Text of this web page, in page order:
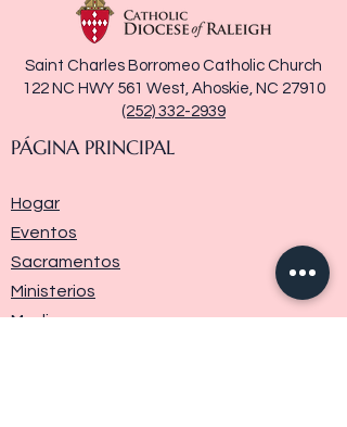
Saint Charles Borromeo Catholic Church
122 NC HWY 561 West, Ahoskie, NC 27910
(252) 332-2939
PÁGINA PRINCIPAL
Hogar
Eventos
Sacramentos
Ministerios
Media